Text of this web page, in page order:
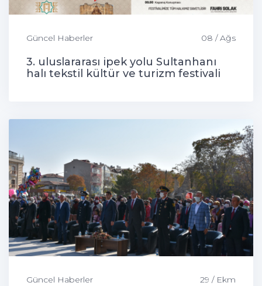
Güncel Haberler 08 / Ağs
3. uluslararası ipek yolu Sultanhanı
halı tekstil kültür ve turizm festivali
Güncel Haberler 29 / Ekm